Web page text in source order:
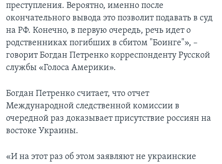
преступления. Вероятно, именно после
окончательного вывода это позволит подавать в суд
на РФ. Конечно, в первую очередь, речь идет о
родственниках погибших в сбитом "Боинге"», –
говорит Богдан Петренко корреспонденту Русской
службы «Голоса Америки».
Богдан Петренко считает, что отчет
Международной следственной комиссии в
очередной раз доказывает присутствие россиян на
востоке Украины.
«И на этот раз об этом заявляют не украинские